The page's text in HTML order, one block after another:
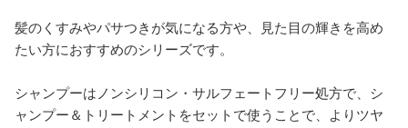
髪のくすみやパサつきが気になる方や、見た目の輝きを高め
たい方におすすめのシリーズです。
シャンプーはノンシリコン・サルフェートフリー処方で、シ
ャンプー＆トリートメントをセットで使うことで、よりツヤ